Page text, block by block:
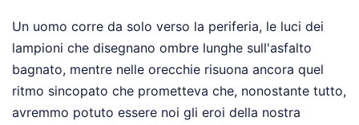
Un uomo corre da solo verso la periferia, le luci dei
lampioni che disegnano ombre lunghe sull'asfalto
bagnato, mentre nelle orecchie risuona ancora quel
ritmo sincopato che prometteva che, nonostante tutto,
avremmo potuto essere noi gli eroi della nostra